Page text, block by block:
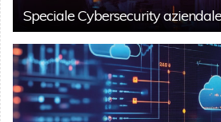
Speciale Cybersecurity aziendale